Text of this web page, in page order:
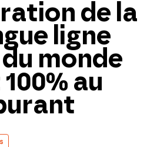
de la
ligne
monde
au